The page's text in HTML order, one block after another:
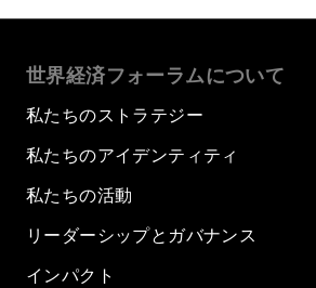
世界経済フォーラムについて
私たちのストラテジー
私たちのアイデンティティ
私たちの活動
リーダーシップとガバナンス
インパクト